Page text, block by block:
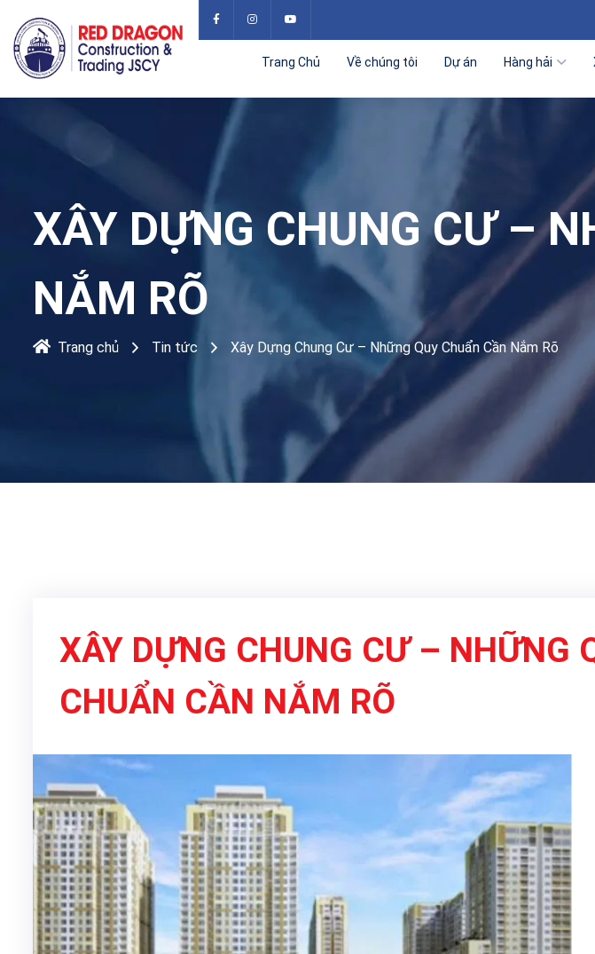
Trang Chủ Về chúng tôi Dự án Hàng hải
XÂY DỰNG CHUNG CƯ –
NẮM RÕ
Trang chủ Tin tức Xây Dựng Chung Cư – Những Quy Chuẩn Cần Nắm Rõ
XÂY DỰNG CHUNG CƯ – NHỮNG
CHUẨN CẦN NẮM RÕ